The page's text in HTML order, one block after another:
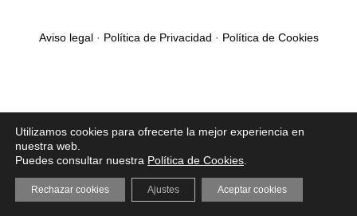
Aviso legal· Política de Privacidad · Política de Cookies
Utilizamos cookies para ofrecerte la mejor experiencia en
nuestra web.
Puedes consultar nuestra Política de Cookies
Aceptar cookies
Rechazar cookies Ajustes